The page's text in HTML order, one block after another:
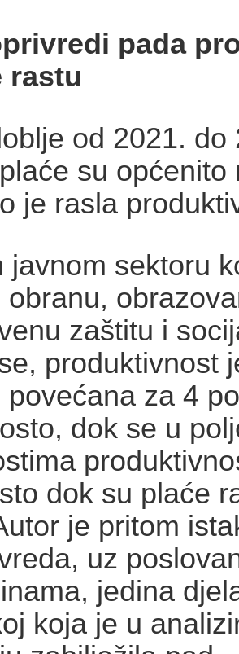
pada
rastu
od 2021. do
su općenito
je rasla
javnom sektoru
obranu,
zaštitu i
produktivnost
povećana za 4
dok se u
dok su plaće
je pritom
uz
jedina
koja je u